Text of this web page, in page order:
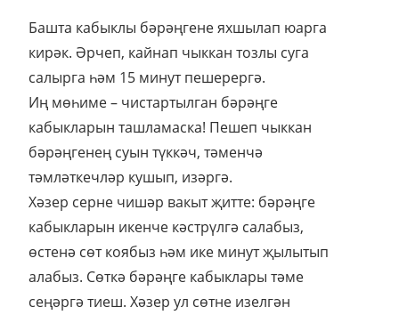
Башта кабыклы бәрәңгене яхшылап юарга
кирәк. Әрчеп, кайнап чыккан тозлы суга
салырга һәм 15 минут пешерергә.
Иң мөһиме – чистартылган бәрәңге
кабыкларын ташламаска! Пешеп чыккан
бәрәңгенең суын түккәч, тәменчә
тәмләткечләр кушып, изәргә.
Хәзер серне чишәр вакыт җитте: бәрәңге
кабыкларын икенче кәстрүлгә салабыз,
өстенә сөт коябыз һәм ике минут җылытып
алабыз. Сөткә бәрәңге кабыклары тәме
сеңәргә тиеш. Хәзер ул сөтне изелгән